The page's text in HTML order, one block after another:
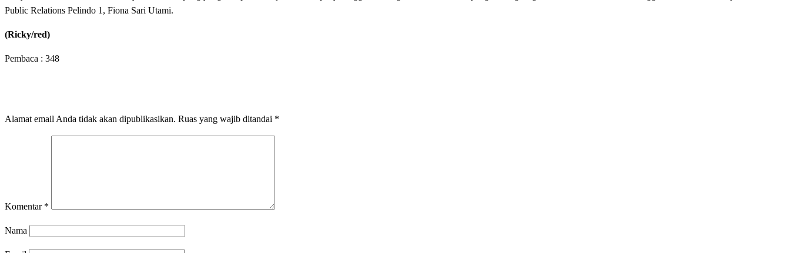
Public Relations Pelindo 1, Fiona Sari Utami.
(Ricky/red)
Pembaca : 348
Alamat email Anda tidak akan dipublikasikan. Ruas yang wajib ditandai *
Komentar *
Nama